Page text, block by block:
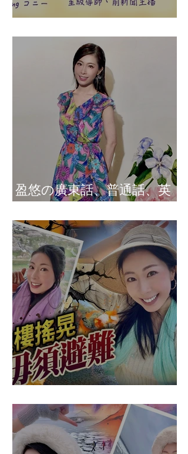
盈悠の廣東話、普通話、英